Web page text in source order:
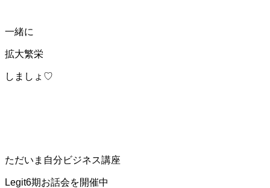
一緒に
拡大繁栄
しましょ♡
ただいま自分ビジネス講座
Legit6期お話会を開催中